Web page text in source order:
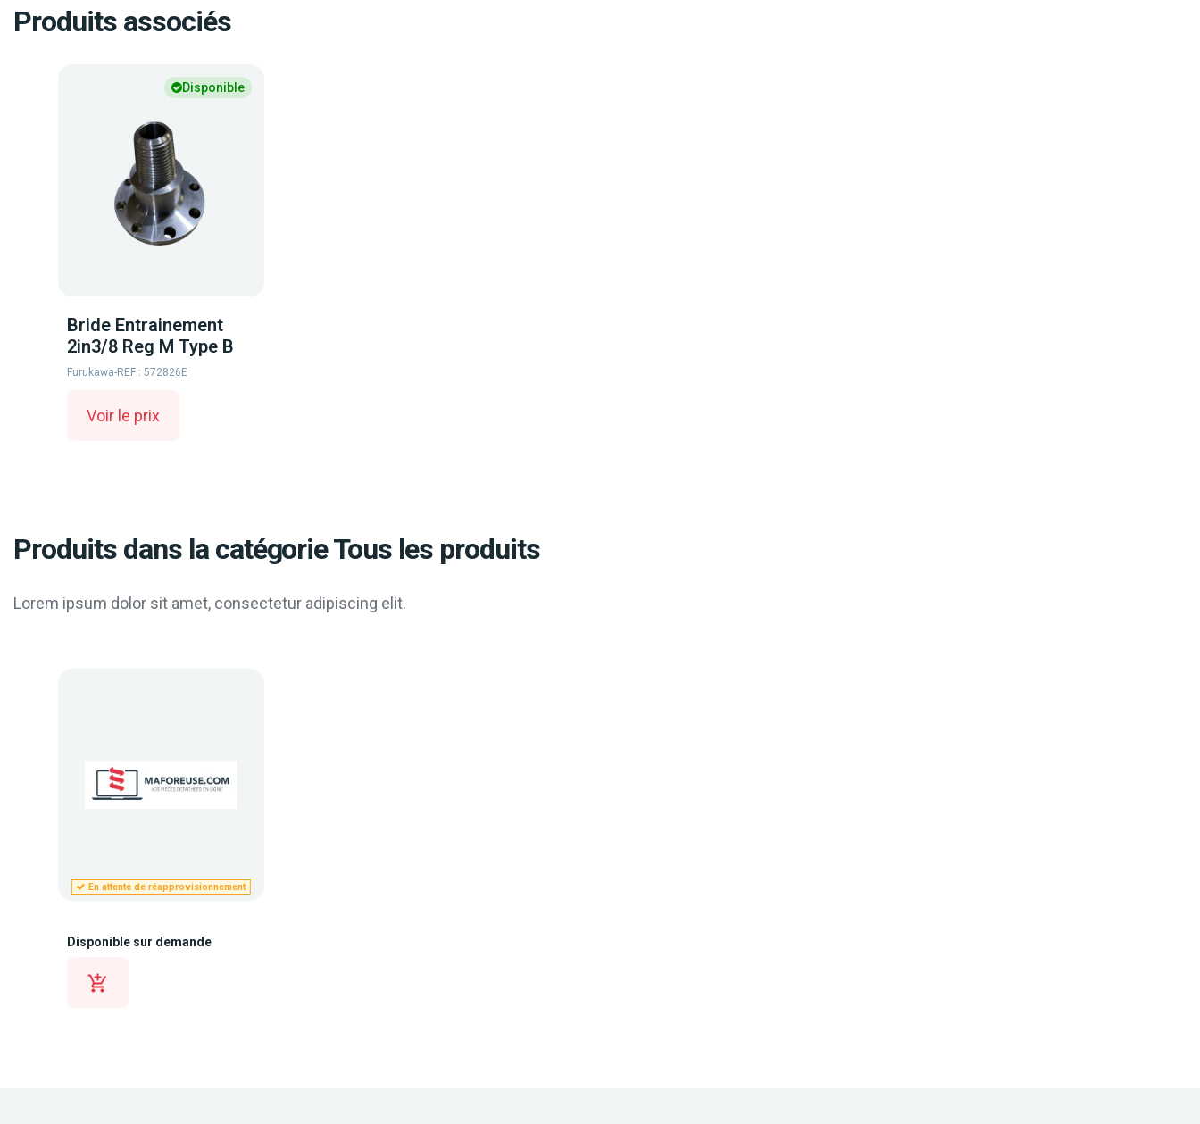
Produits associés
Disponible
Bride Entrainement
2in3/8 Reg M Type B
Furukawa-REF : 572826E
Voir le prix
Produits dans la catégorie Tous les produits
Lorem ipsum dolor sit amet, consectetur adipiscing elit.
En attente de réapprovisionnement
Disponible sur demande